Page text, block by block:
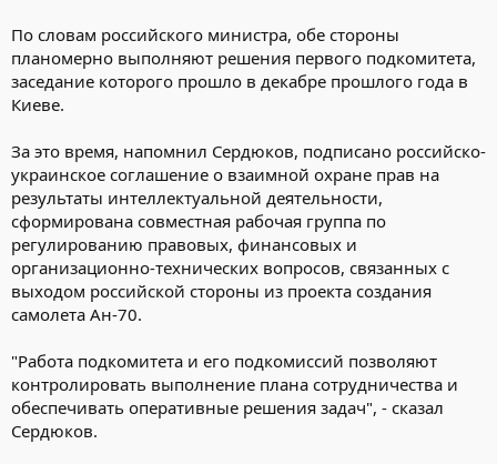
По словам российского министра, обе стороны
планомерно выполняют решения первого подкомитета,
заседание которого прошло в декабре прошлого года в
Киеве.
За это время, напомнил Сердюков, подписано российско-
украинское соглашение о взаимной охране прав на
результаты интеллектуальной деятельности,
сформирована совместная рабочая группа по
регулированию правовых, финансовых и
организационно-технических вопросов, связанных с
выходом российской стороны из проекта создания
самолета Ан-70.
"Работа подкомитета и его подкомиссий позволяют
контролировать выполнение плана сотрудничества и
обеспечивать оперативные решения задач", - сказал
Сердюков.